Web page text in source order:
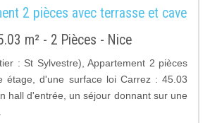
2 pièces avec terrasse et cave
m² - 2 Pièces - Nice
: St Sylvestre), Appartement 2 pièces
étage, d'une surface loi Carrez : 45.03
hall d'entrée, un séjour donnant sur une